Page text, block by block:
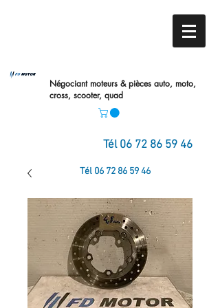
Négociant moteurs & pièces auto, moto,
cross, scooter, quad
Tél 06 72 86 59 46
Tél 06 72 86 59 46